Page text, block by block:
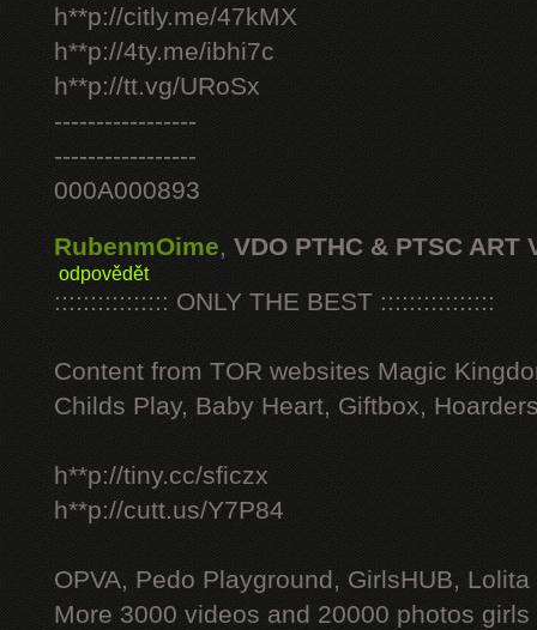
h**p://citly.me/47kMX
h**p://4ty.me/ibhi7c
h**p://tt.vg/URoSx
-----------------
-----------------
000A000893
RubenmOime, VDO PTHC & PTSC ART
odpovědět
:::::::::::::::: ONLY THE BEST ::::::::::::::::
Content from TOR websites Magic
Childs Play, Baby Heart, Giftbox,
h**p://tiny.cc/sficzx
h**p://cutt.us/Y7P84
OPVA, Pedo Playground, GirlsHUB, Lolita
More 3000 videos and 20000 photos